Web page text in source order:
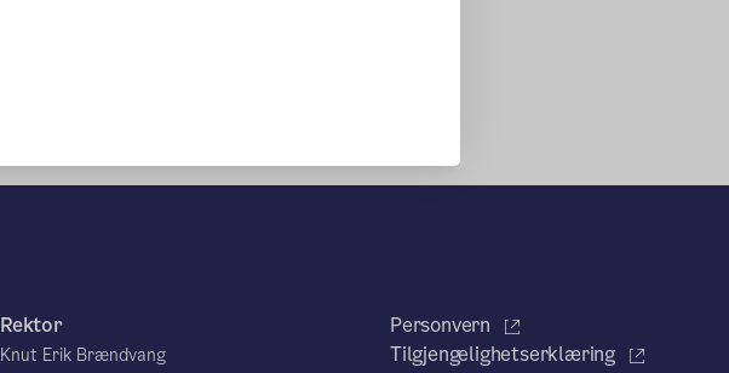
Rektor
Knut Erik Brændvang
Personvern
Tilgjengelighetserklæring